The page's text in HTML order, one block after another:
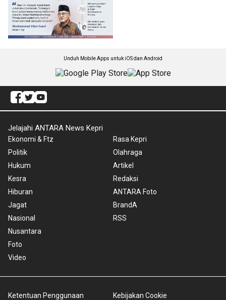
Unduh Mobile Apps untuk iOS dan Android
Jelajahi ANTARA News Kepri
Ekonomi & Ftz
Politik
Hukum
Kesra
Hiburan
Jagat
Nasional
Nusantara
Foto
Video
Rasa Kepri
Olahraga
Artikel
Redaksi
ANTARA Foto
BrandA
RSS
Ketentuan Penggunaan Kebijakan Cookie